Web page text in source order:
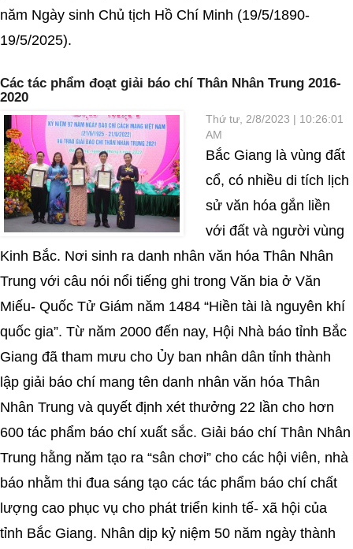
năm Ngày sinh Chủ tịch Hồ Chí Minh (19/5/1890-
19/5/2025).
Các tác phẩm đoạt giải báo chí Thân Nhân Trung 2016-
2020
Thứ tư, 2/8/2023 | 10:26:01
AM
Bắc Giang là vùng đất
cổ, có nhiều di tích lịch
sử văn hóa gắn liền
với đất và người vùng
Kinh Bắc. Nơi sinh ra danh nhân văn hóa Thân Nhân
Trung với câu nói nổi tiếng ghi trong Văn bia ở Văn
Miếu- Quốc Tử Giám năm 1484 “Hiền tài là nguyên khí
quốc gia”. Từ năm 2000 đến nay, Hội Nhà báo tỉnh Bắc
Giang đã tham mưu cho Ủy ban nhân dân tỉnh thành
lập giải báo chí mang tên danh nhân văn hóa Thân
Nhân Trung và quyết định xét thưởng 22 lần cho hơn
600 tác phẩm báo chí xuất sắc. Giải báo chí Thân Nhân
Trung hằng năm tạo ra “sân chơi” cho các hội viên, nhà
báo nhằm thi đua sáng tạo các tác phẩm báo chí chất
lượng cao phục vụ cho phát triển kinh tế- xã hội của
tỉnh Bắc Giang. Nhân dịp kỷ niệm 50 năm ngày thành